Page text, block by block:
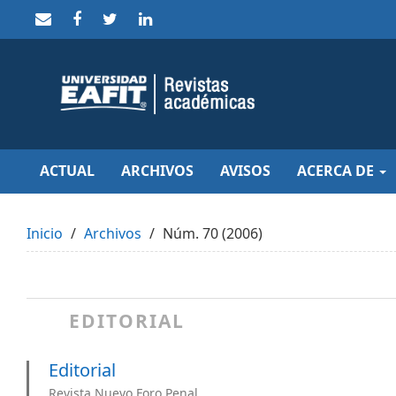
to
Main
Navigation
Content
Sidebar
ACTUAL ARCHIVOS AVISOS ACERCA DE
Inicio Archivos Núm. 70 (2006)
EDITORIAL
Editorial